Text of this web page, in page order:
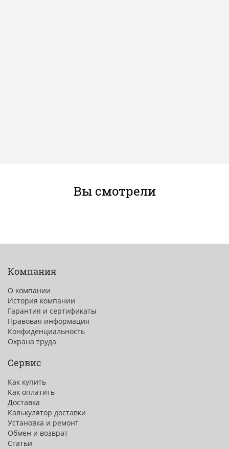
Вы смотрели
Компания
О компании
История компании
Гарантия и сертификаты
Правовая информация
Конфиденциальность
Охрана труда
Сервис
Как купить
Как оплатить
Доставка
Калькулятор доставки
Установка и ремонт
Обмен и возврат
Статьи